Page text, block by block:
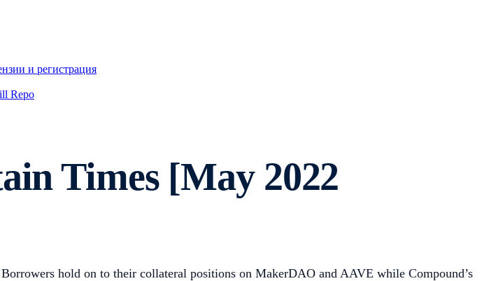
и регистрация
Repo
Times [May 2022
hold on to their collateral positions on MakerDAO and AAVE while Compound’s